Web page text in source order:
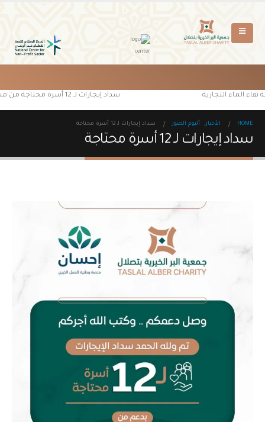
سداد إيجارات لـ 12 أسرة محتاجة من مستفيدي جمعية البر الخيرية بتصلال الماء التجارية
HOME الأخبار, ألبوم الصور سداد إيجارات لـ 12 أسرة محتاجة
سداد إيجارات لـ 12 أسرة محتاجة